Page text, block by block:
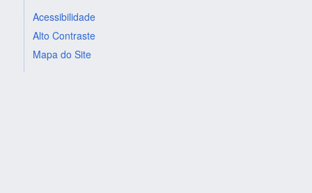
Acessibilidade
Alto Contraste
Mapa do Site